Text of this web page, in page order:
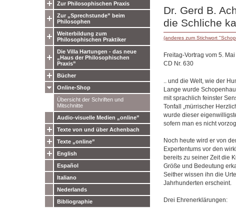
Zur Philosophischen Praxis
Zur „Sprechstunde” beim
Philosophen
Weiterbildung zum
Philosophischen Praktiker
Die Villa Hartungen - das neue
„Haus der Philosophischen
Praxis”
Bücher
Online-Shop
Übersicht der Schriften und
Mitschnitte
Audio-visuelle Medien „online”
Texte von und über Achenbach
Texte „online”
English
Español
Italiano
Nederlands
Bibliographie
Dr. Gerd B.
die Schliche
(anderes zum Stichwort
Freitag-Vortrag vom 5.
CD Nr. 630
.. und die Welt, wie der
Lange wurde
mit sprachlich feinster
Tonfall „mürrischer
wurde dieser
sofern man es nicht
Noch heute wird er von
Expertentums vor den
bereits zu seiner Zeit die
Größe und Bedeutung
Seither wissen ihn die
Jahrhunderten erscheint.
Drei Ehrenerklärungen: